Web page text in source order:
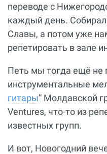
переводе с
каждый день.
Славы, а потом уже
репетировать в зале
Петь мы тогда ещё не
инструментальные
гитары” Молдавской
Ventures, что-то из
известных групп.
И вот, Новогодний